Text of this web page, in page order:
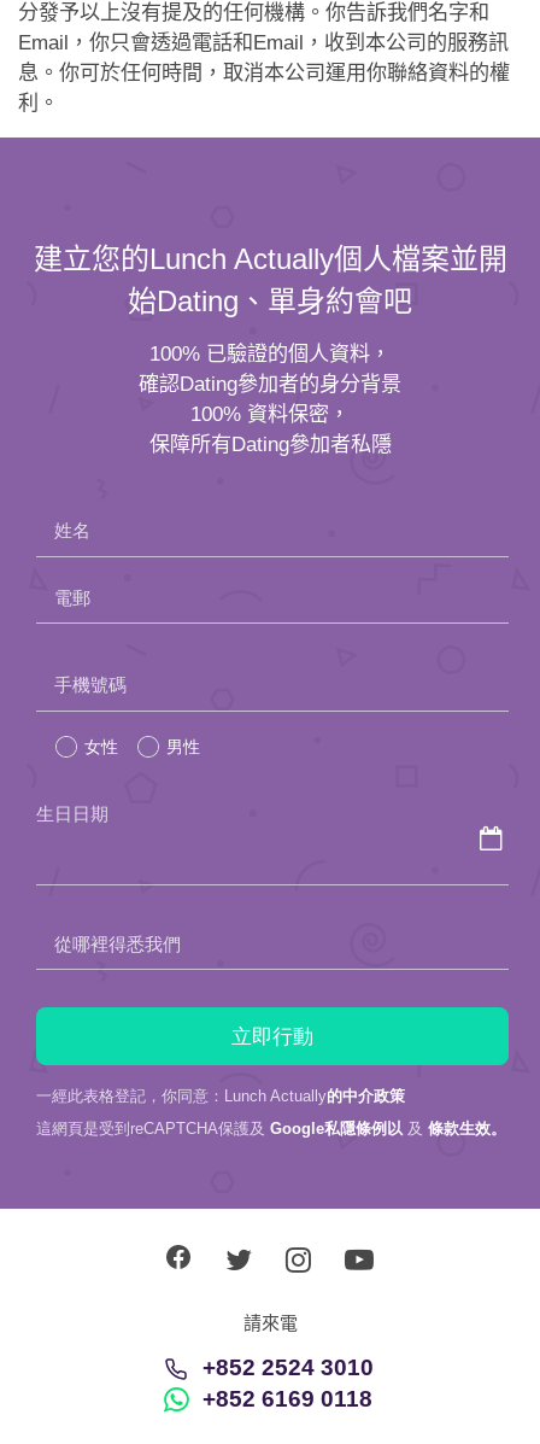
分發予以上沒有提及的任何機構。你告訴我們名字和
Email，你只會透過電話和Email，收到本公司的服務訊
息。你可於任何時間，取消本公司運用你聯絡資料的權
利。
建立您的Lunch Actually個人檔案並開
始Dating、單身約會吧
100% 已驗證的個人資料，
確認Dating參加者的身分背景
100% 資料保密，
保障所有Dating參加者私隱
姓名
電郵
leave
this
手機號碼
女性 男性
生日日期
從哪裡得悉我們
一經此表格登記，你同意：Lunch Actually的中介政策
這網頁是受到reCAPTCHA保護及 Google私隱條例以 及 條款生效。
請來電
+852 2524 3010
+852 6169 0118